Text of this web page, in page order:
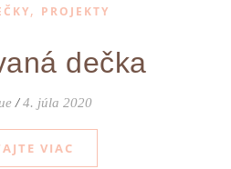
, PROJEKTY
dečka
/ 4. júla 2020
VIAC